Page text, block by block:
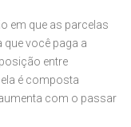
em que as parcelas
você paga a
entre
é composta
com o passar